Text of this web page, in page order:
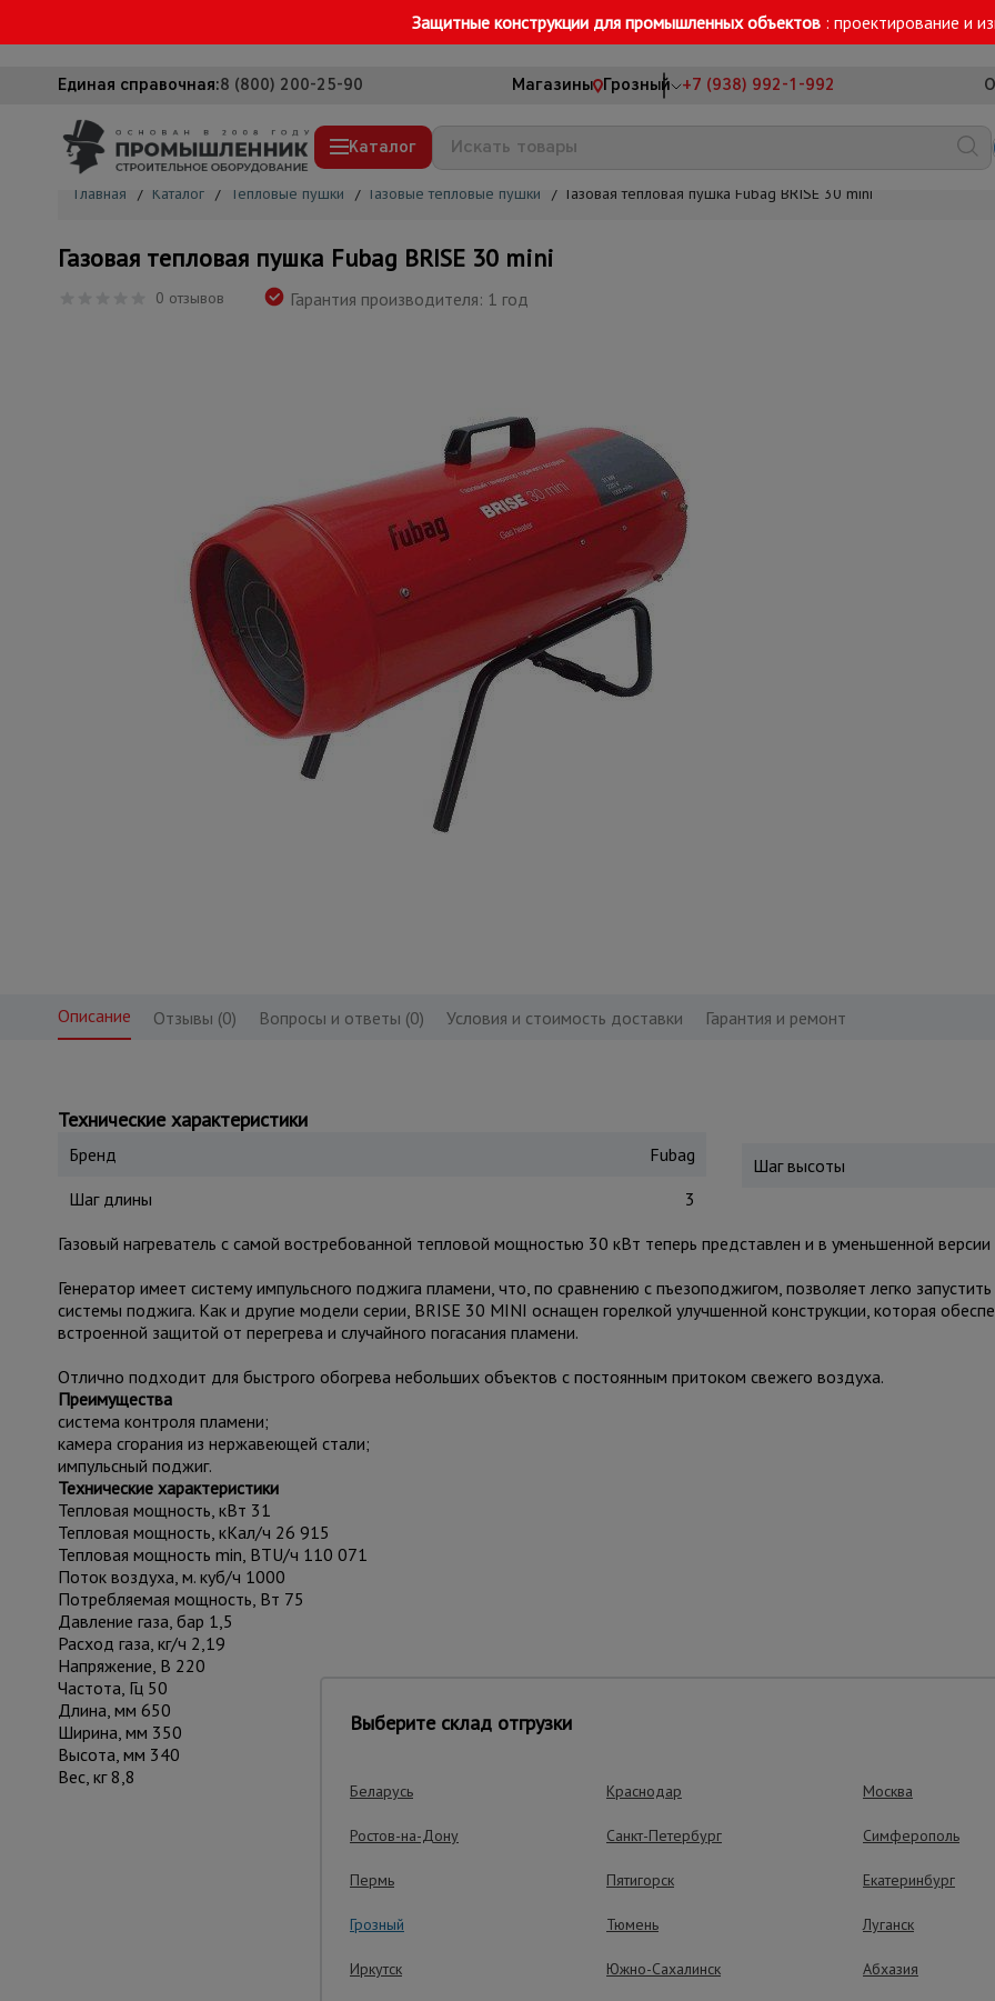
Защитные конструкции для промышленных объектов : проектирование и
Единая справочная:8 (800) 200-25-90 Магазины Грозный +7 (938) 992-1-992
Каталог
Вышки-туры
Подмости строительные
Мусоропровод строительный
Фанера ламинированная
Опалубка
Вибротехника для строительства
Оборудование для работы с арматурой
Оборудование для бетонных работ
Техника для склада
Тачки строительные и садовые
Лестницы и стремянки
Главная / Каталог / Тепловые пушки / Газовые тепловые пушки / Газовая тепловая пушка Fubag BRISE 30 mini
Газовая тепловая пушка Fubag BRISE 30 mini
0 отзывов Гарантия производителя: 1 год
Описание Отзывы (0) Вопросы и ответы (0) Условия и стоимость доставки Гарантия и ремонт
Технические характеристики
Бренд
Fubag
Шаг длины
3
Шаг высоты
Газовый нагреватель с самой востребованной тепловой мощностью 30 кВт теперь представлен и в уменьшенной
Генератор имеет систему импульсного поджига пламени, что, по сравнению с пъезоподжигом, позволяет легко
системы поджига. Как и другие модели серии, BRISE 30 MINI оснащен горелкой улучшенной конструкции, которая
встроенной защитой от перегрева и случайного погасания пламени.
Отлично подходит для быстрого обогрева небольших объектов с постоянным притоком свежего воздуха.
Преимущества
система контроля пламени;
камера сгорания из нержавеющей стали;
импульсный поджиг.
Технические характеристики
Тепловая мощность, кВт 31
Тепловая мощность, кКал/ч 26 915
Тепловая мощность min, BTU/ч 110 071
Поток воздуха, м. куб/ч 1000
Потребляемая мощность, Вт 75
Давление газа, бар 1,5
Расход газа, кг/ч 2,19
Напряжение, В 220
Частота, Гц 50
Длина, мм 650
Ширина, мм 350
Высота, мм 340
Вес, кг 8,8
Важные преимущества – эффективная
Выберите склад отгрузки
Беларусь Краснодар Москва
Ростов-на-Дону Санкт-Петербург Симферополь
Пермь Пятигорск Екатеринбург
Грозный Тюмень Луганск
Иркутск Южно-Сахалинск Абхазия